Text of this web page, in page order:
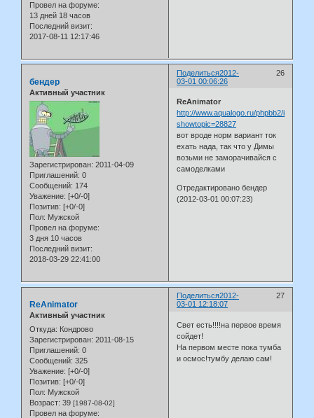
Провел на форуме:
13 дней 18 часов
Последний визит:
2017-08-11 12:17:46
Поделиться 26
2012-
03-01 00:06:26
бендер
Активный участник
Зарегистрирован: 2011-04-09
Приглашений: 0
Сообщений: 174
Уважение: [+0/-0]
Позитив: [+0/-0]
Пол: Мужской
Провел на форуме:
3 дня 10 часов
Последний визит:
2018-03-29 22:41:00
ReAnimator
http://www.aqualogo.ru/phpbb2/
showtopic=28827
вот вроде норм вариант ток
ехать нада, так что у Димы
возьми не заморачивайся с
самоделками
Отредактировано бендер
(2012-03-01 00:07:23)
Поделиться 27
2012-
03-01 12:18:07
ReAnimator
Активный участник
Откуда: Кондрово
Зарегистрирован: 2011-08-15
Приглашений: 0
Сообщений: 325
Уважение: [+0/-0]
Позитив: [+0/-0]
Пол: Мужской
Возраст: 39 [1987-08-02]
Провел на форуме:
Свет есть!!!!на первое время
сойдет!
На первом месте пока тумба
и осмос!тумбу делаю сам!